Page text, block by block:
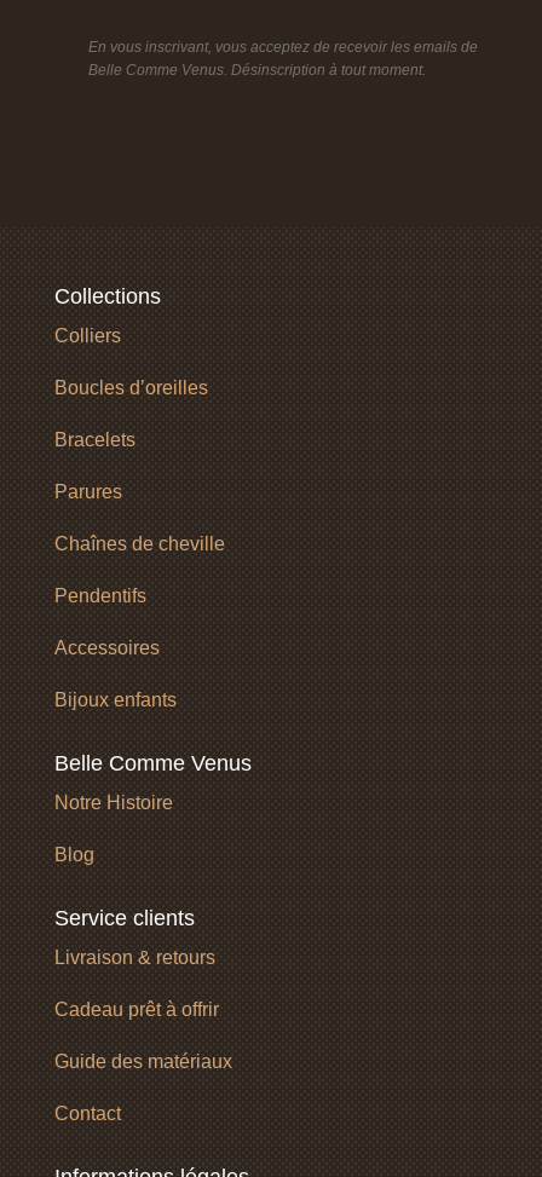
En vous inscrivant, vous acceptez de recevoir les emails de
Belle Comme Venus. Désinscription à tout moment.
Collections
Colliers
Boucles d’oreilles
Bracelets
Parures
Chaînes de cheville
Pendentifs
Accessoires
Bijoux enfants
Belle Comme Venus
Notre Histoire
Blog
Service clients
Livraison & retours
Cadeau prêt à offrir
Guide des matériaux
Contact